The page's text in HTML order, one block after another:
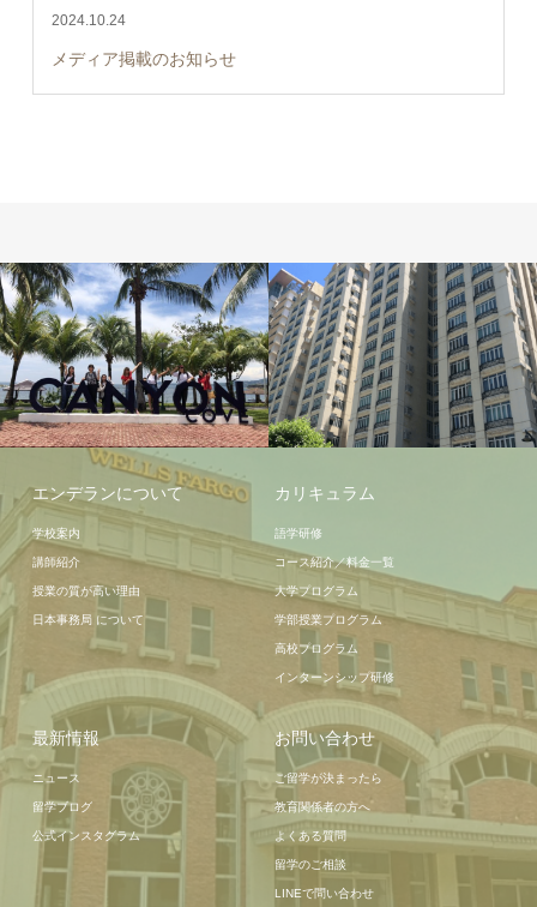
2024.10.24
メディア掲載のお知らせ
宿泊施設 学校施設
エンデランについて
学校案内
講師紹介
授業の質が高い理由
日本事務局 について
カリキュラム
語学研修
コース紹介／料金一覧
大学プログラム
学部授業プログラム
高校プログラム
インターンシップ研修
最新情報
ニュース
留学ブログ
公式インスタグラム
お問い合わせ
ご留学が決まったら
教育関係者の方へ
よくある質問
留学のご相談
LINEで問い合わせ